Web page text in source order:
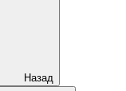
Назад